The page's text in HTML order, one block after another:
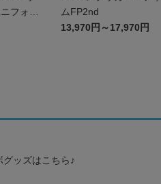
フォー
ムFP2nd
13,970円～17,970円
ッズはこちら♪